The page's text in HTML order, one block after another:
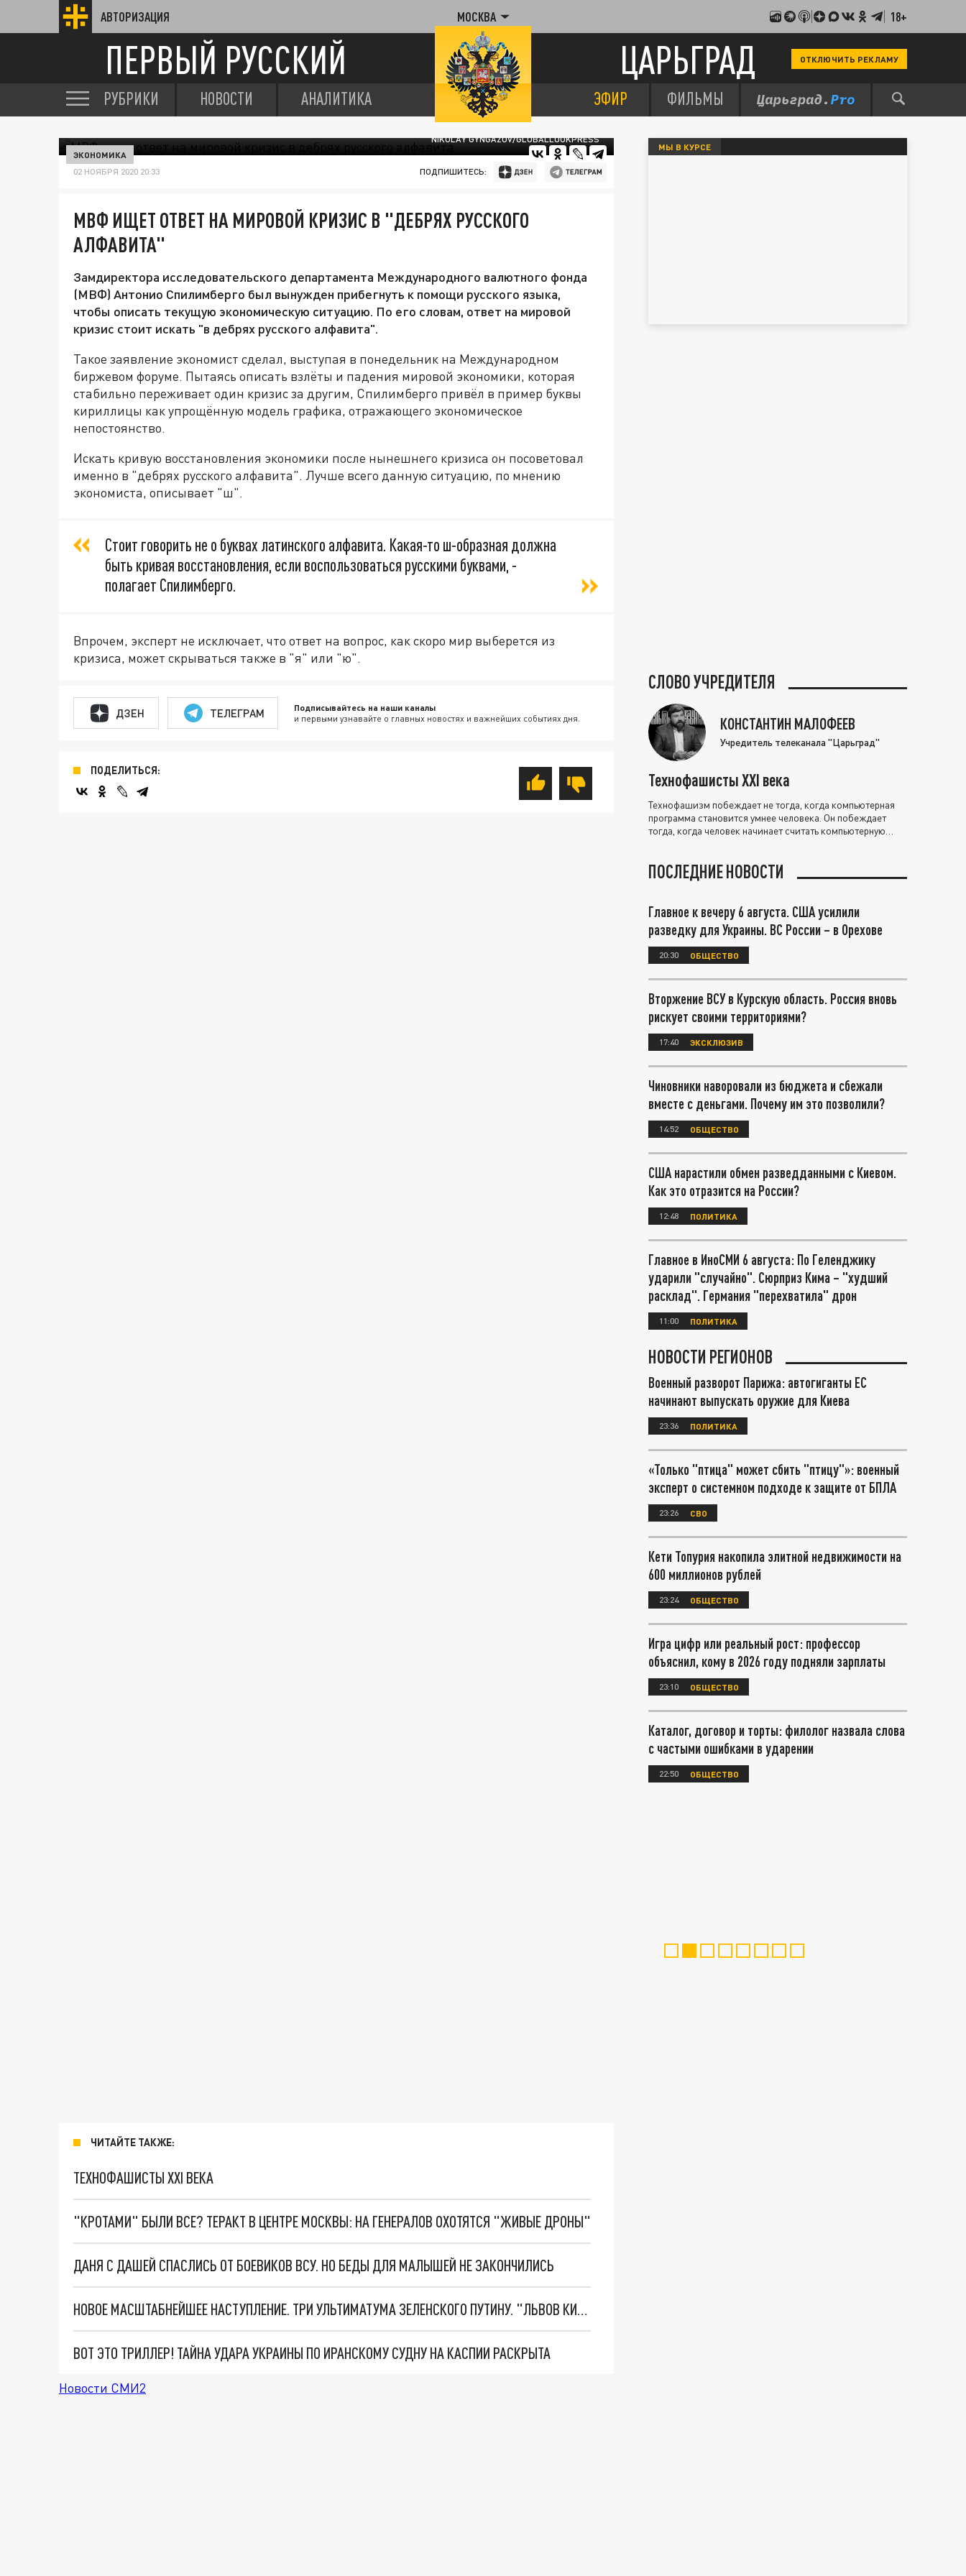
АВТОРИЗАЦИЯ МОСКВА 18+
ПЕРВЫЙ РУССКИЙ ЦАРЬГРАД ОТКЛЮЧИТЬ РЕКЛАМУ
РУБРИКИ НОВОСТИ АНАЛИТИКА ЭФИР ФИЛЬМЫ
NIKOLAY GYNGAZOV/GLOBALLOOKPRESS
ЭКОНОМИКА
02 НОЯБРЯ 2020 20:33 ПОДПИШИТЕСЬ:
МВФ ИЩЕТ ОТВЕТ НА МИРОВОЙ КРИЗИС В "ДЕБРЯХ РУССКОГО
АЛФАВИТА"
Замдиректора исследовательского департамента Международного валютного фонда
(МВФ) Антонио Спилимберго был вынужден прибегнуть к помощи русского языка,
чтобы описать текущую экономическую ситуацию. По его словам, ответ на мировой
кризис стоит искать "в дебрях русского алфавита".
Такое заявление экономист сделал, выступая в понедельник на Международном
биржевом форуме. Пытаясь описать взлёты и падения мировой экономики, которая
стабильно переживает один кризис за другим, Спилимберго привёл в пример буквы
кириллицы как упрощённую модель графика, отражающего экономическое
непостоянство.
Искать кривую восстановления экономики после нынешнего кризиса он посоветовал
именно в "дебрях русского алфавита". Лучше всего данную ситуацию, по мнению
экономиста, описывает "ш".
Стоит говорить не о буквах латинского алфавита. Какая-то ш-образная должна
быть кривая восстановления, если воспользоваться русскими буквами, -
полагает Спилимберго.
Впрочем, эксперт не исключает, что ответ на вопрос, как скоро мир выберется из
кризиса, может скрываться также в "я" или "ю".
ДЗЕН ТЕЛЕГРАМ Подписывайтесь на наши каналы
и первыми узнавайте о главных новостях и важнейших событиях дня.
ПОДЕЛИТЬСЯ:
ЧИТАЙТЕ ТАКЖЕ:
ТЕХНОФАШИСТЫ XXI ВЕКА
"КРОТАМИ" БЫЛИ ВСЕ? ТЕРАКТ В ЦЕНТРЕ МОСКВЫ: НА ГЕНЕРАЛОВ ОХОТЯТСЯ "ЖИВЫЕ ДРОНЫ"
ДАНЯ С ДАШЕЙ СПАСЛИСЬ ОТ БОЕВИКОВ ВСУ. НО БЕДЫ ДЛЯ МАЛЫШЕЙ НЕ ЗАКОНЧИЛИСЬ
НОВОЕ МАСШТАБНЕЙШЕЕ НАСТУПЛЕНИЕ. ТРИ УЛЬТИМАТУМА ЗЕЛЕНСКОГО ПУТИНУ. "ЛЬВОВ КИМА" ПОСТАВЯТ НА ПВО? ГЛОБАЛЬНЫЙ ПРОРЫВ ПОД ЗАПОРОЖЬЕМ
ВОТ ЭТО ТРИЛЛЕР! ТАЙНА УДАРА УКРАИНЫ ПО ИРАНСКОМУ СУДНУ НА КАСПИИ РАСКРЫТА
Новости СМИ2
МЫ В КУРСЕ
СЛОВО УЧРЕДИТЕЛЯ
КОНСТАНТИН МАЛОФЕЕВ
Учредитель телеканала "Царьград"
Технофашисты XXI века
Технофашизм побеждает не тогда, когда компьютерная
программа становится умнее человека. Он побеждает
тогда, когда человек начинает считать компьютерную
ПОСЛЕДНИЕ НОВОСТИ
Главное к вечеру 6 августа. США усилили
разведку для Украины. ВС России – в Орехове
20:30 ОБЩЕСТВО
Вторжение ВСУ в Курскую область. Россия вновь
рискует своими территориями?
17:40 ЭКСКЛЮЗИВ
Чиновники наворовали из бюджета и сбежали
вместе с деньгами. Почему им это позволили?
14:52 ОБЩЕСТВО
США нарастили обмен разведданными с Киевом.
Как это отразится на России?
12:48 ПОЛИТИКА
Главное в ИноСМИ 6 августа: По Геленджику
ударили "случайно". Сюрприз Кима – "худший
расклад". Германия "перехватила" дрон
11:00 ПОЛИТИКА
НОВОСТИ РЕГИОНОВ
Военный разворот Парижа: автогиганты ЕС
начинают выпускать оружие для Киева
23:36 ПОЛИТИКА
«Только "птица" может сбить "птицу"»: военный
эксперт о системном подходе к защите от БПЛА
23:26 СВО
Кети Топурия накопила элитной недвижимости на
600 миллионов рублей
23:24 ОБЩЕСТВО
Игра цифр или реальный рост: профессор
объяснил, кому в 2026 году подняли зарплаты
23:10 ОБЩЕСТВО
Каталог, договор и торты: филолог назвала слова
с частыми ошибками в ударении
22:50 ОБЩЕСТВО